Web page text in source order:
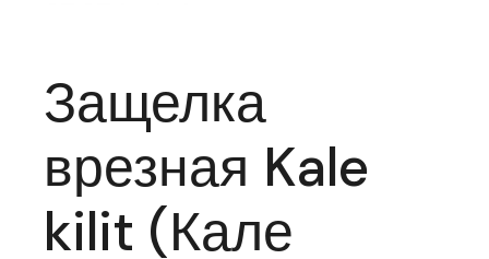
Защелка
врезная Kale
kilit (Кале